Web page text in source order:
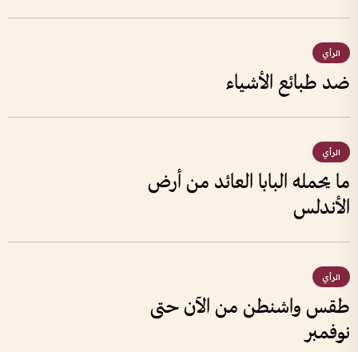
الرأي
ضد طبائع الأشياء
الرأي
ما يحمله البابا العائد من أرض
الأندلس
الرأي
طقس واشنطن من الآن حتى
نوفمبر